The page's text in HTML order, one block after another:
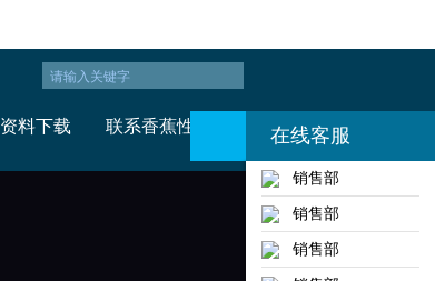
资料下载 联系香蕉性视频 在线客服
销售部
销售部
销售部